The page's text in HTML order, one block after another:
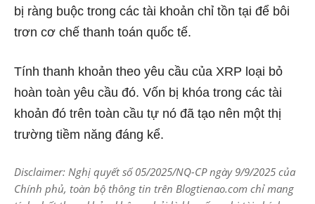
bị ràng buộc trong các tài khoản chỉ tồn tại để bôi
trơn cơ chế thanh toán quốc tế.
Tính thanh khoản theo yêu cầu của XRP loại bỏ
hoàn toàn yêu cầu đó. Vốn bị khóa trong các tài
khoản đó trên toàn cầu tự nó đã tạo nên một thị
trường tiềm năng đáng kể.
Disclaimer: Nghị quyết số 05/2025/NQ-CP ngày 9/9/2025 của
Chính phủ, toàn bộ thông tin trên Blogtienao.com chỉ mang